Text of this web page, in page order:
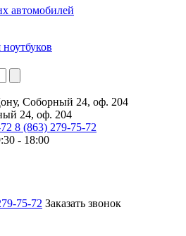
автомобилей
Соборный 24, оф. 204
24, оф. 204
8 (863) 279-75-72
- 18:00
75-72 Заказать звонок